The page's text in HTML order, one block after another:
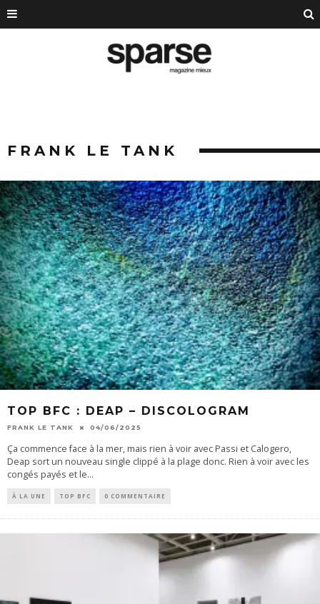
FRANK LE TANK
TOP BFC : DEAP – DISCOLOGRAM
FRANK LE TANK 04/06/2025
Ça commence face à la mer, mais rien à voir avec Passi et Calogero,
Deap sort un nouveau single clippé à la plage donc. Rien à voir avec les
congés payés et le...
À LA UNE TOP BFC 0 COMMENTAIRE